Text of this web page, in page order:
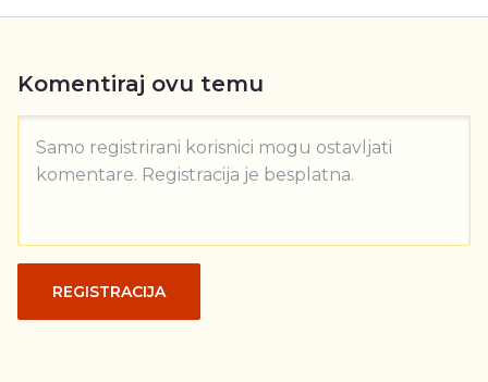
Komentiraj ovu temu
Samo registrirani korisnici mogu ostavljati
komentare. Registracija je besplatna.
REGISTRACIJA